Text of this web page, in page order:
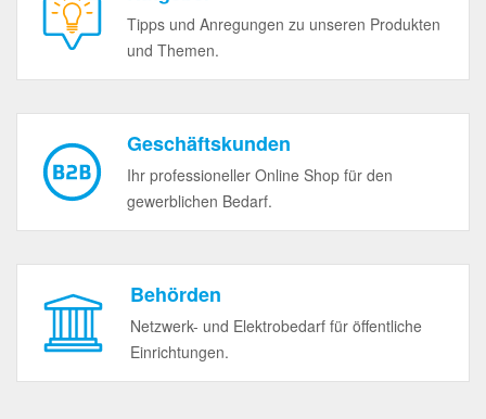
Tipps und Anregungen zu unseren Produkten
und Themen.
Geschäftskunden
Ihr professioneller Online Shop für den
gewerblichen Bedarf.
Behörden
Netzwerk- und Elektrobedarf für öffentliche
Einrichtungen.